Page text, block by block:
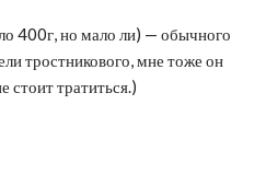
400г, но мало ли) — обычного
тростникового, мне тоже он
стоит тратиться.)